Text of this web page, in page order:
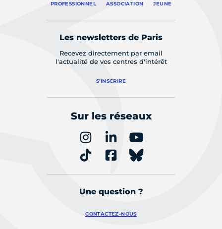
PROFESSIONNEL ASSOCIATION JEUNE
Les newsletters de Paris
Recevez directement par email
l'actualité de vos centres d'intérêt
S'INSCRIRE
Sur les réseaux
Une question ?
CONTACTEZ-NOUS